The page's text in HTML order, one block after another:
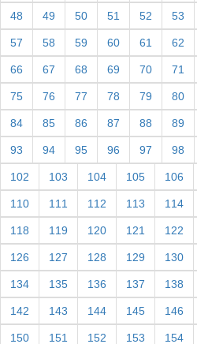
48 49 50 51 52 53
57 58 59 60 61 62
66 67 68 69 70 71
75 76 77 78 79 80
84 85 86 87 88 89
93 94 95 96 97 98
102 103 104 105 106
110 111 112 113 114
118 119 120 121 122
126 127 128 129 130
134 135 136 137 138
142 143 144 145 146
150 151 152 153 154